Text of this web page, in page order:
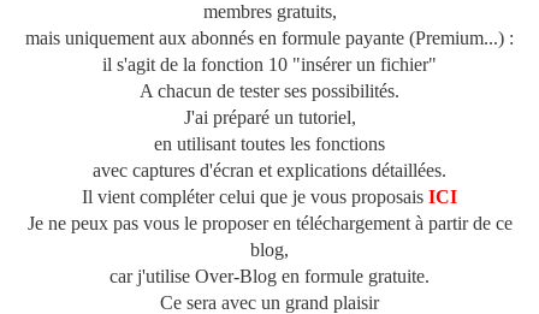
membres gratuits,
mais uniquement aux abonnés en formule payante (Premium...) :
il s'agit de la fonction 10 "insérer un fichier"
A chacun de tester ses possibilités.
J'ai préparé un tutoriel,
en utilisant toutes les fonctions
avec captures d'écran et explications détaillées.
Il vient compléter celui que je vous proposais ICI
Je ne peux pas vous le proposer en téléchargement à partir de ce
blog,
car j'utilise Over-Blog en formule gratuite.
Ce sera avec un grand plaisir